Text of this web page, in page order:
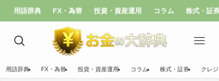
用語辞典 FX・為替 投資・資産運用 コラム 株式・証
用語辞典 FX・為替 投資・資産運用 コラム 株式・証券 クレ